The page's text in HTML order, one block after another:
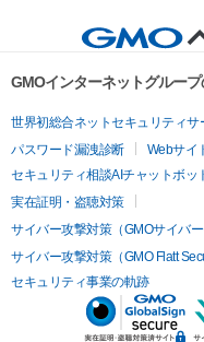
GMOインターネットグルー
世界初総合ネットセキュリティサ
パスワード漏洩診断
Webサイ
セキュリティ相談AIチャットボッ
実在証明・盗聴対策
サイバー攻撃対策（GMOサイバ
サイバー攻撃対策（GMO Flatt
セキュリティ事業の軌跡